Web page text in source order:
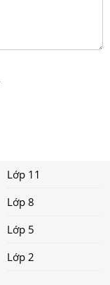
Lớp 11
Lớp 8
Lớp 5
Lớp 2